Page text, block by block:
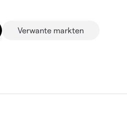
Verwante markten